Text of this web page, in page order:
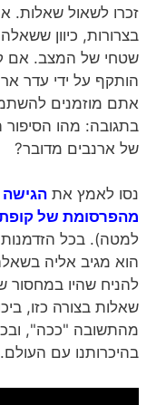
זכרו לשאול שאלות.
בצרורות, כיוון
שטחי של המצב. אם
הותקף על ידי עדר
אתם מוזמנים
בתגובה: מהו
של ארנבים מדובר?
נסו לאמץ את
מהפרסומת של קופת
למטה). בכל
הוא מגיב אליה
להניח שהיו במחסור
שאלות בצורה כזו,
מהתשובה "ככה", ובכך
בהיכרותנו עם העולם.